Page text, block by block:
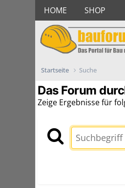
HOME SHOP
Startseite Suche
Das Forum
Zeige Ergebnisse für